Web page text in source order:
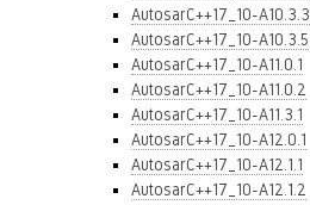
AutosarC++17_10-A10.3.3
AutosarC++17_10-A10.3.5
AutosarC++17_10-A11.0.1
AutosarC++17_10-A11.0.2
AutosarC++17_10-A11.3.1
AutosarC++17_10-A12.0.1
AutosarC++17_10-A12.1.1
AutosarC++17_10-A12.1.2